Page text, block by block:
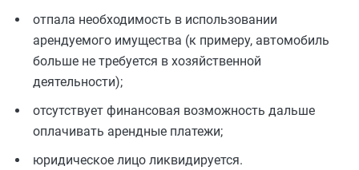
отпала необходимость в использовании
арендуемого имущества (к примеру, автомобиль
больше не требуется в хозяйственной
деятельности);
отсутствует финансовая возможность дальше
оплачивать арендные платежи;
юридическое лицо ликвидируется.